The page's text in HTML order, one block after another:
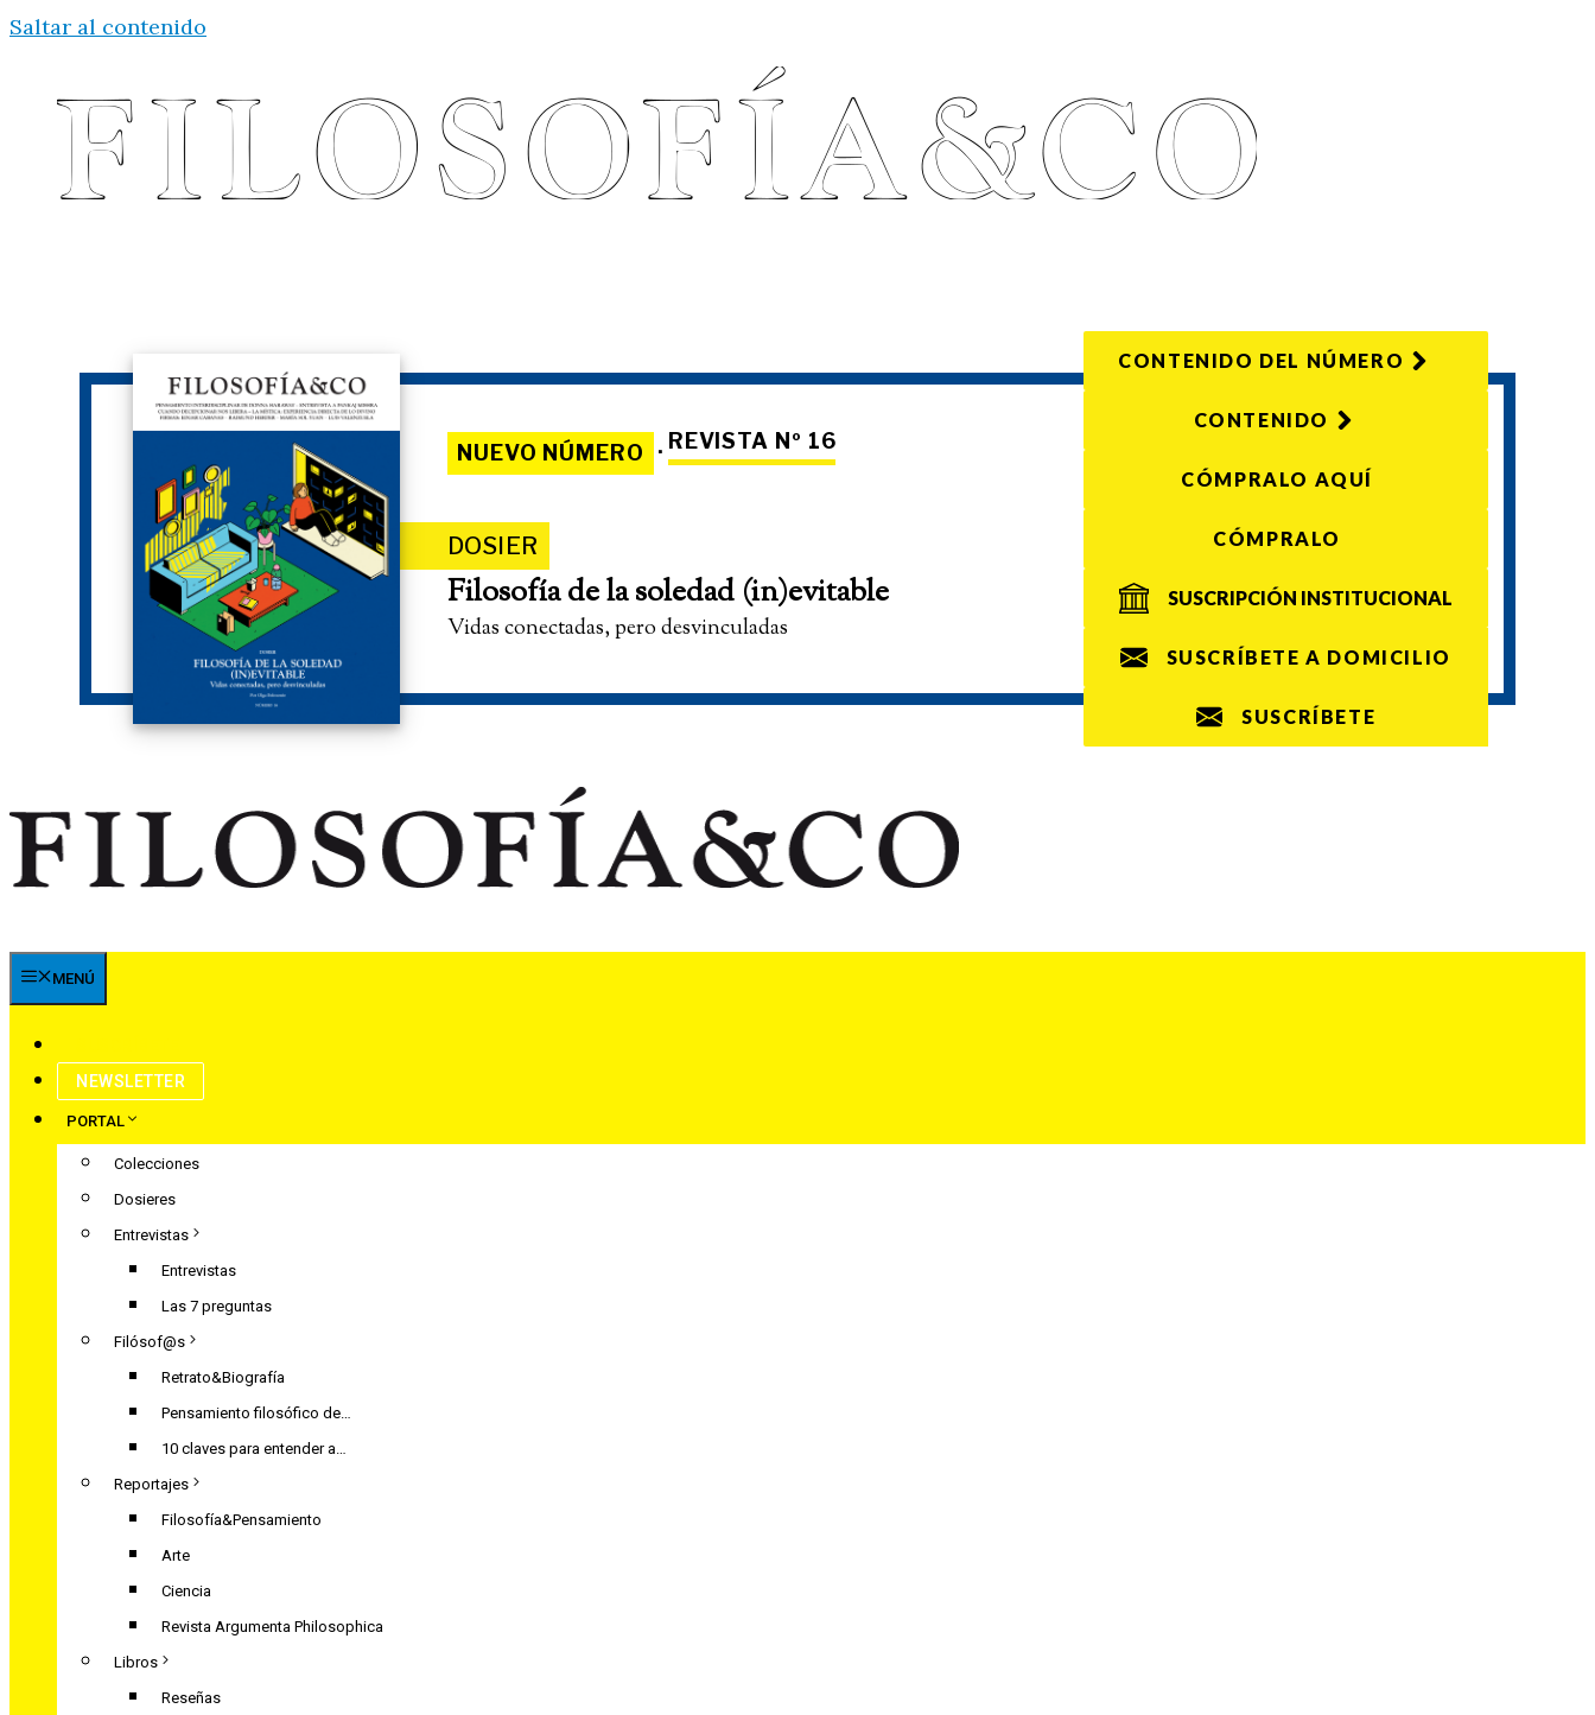
Saltar al contenido
NUEVO NÚMERO · REVISTA Nº 16
DOSIER
Filosofía de la soledad (in)evitable
Vidas conectadas, pero desvinculadas
CONTENIDO DEL NÚMERO
CONTENIDO
CÓMPRALO AQUÍ
CÓMPRALO
SUSCRIPCIÓN INSTITUCIONAL
SUSCRÍBETE A DOMICILIO
SUSCRÍBETE
MENÚ
NEWSLETTER
PORTAL
Colecciones
Dosieres
Entrevistas
Entrevistas
Las 7 preguntas
Filósof@s
Retrato&Biografía
Pensamiento filosófico de…
10 claves para entender a…
Reportajes
Filosofía&Pensamiento
Arte
Ciencia
Revista Argumenta Philosophica
Libros
Reseñas